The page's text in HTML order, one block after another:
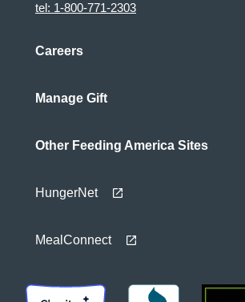
tel: 1-800-771-2303
Careers
Manage Gift
Other Feeding America Sites
HungerNet
MealConnect